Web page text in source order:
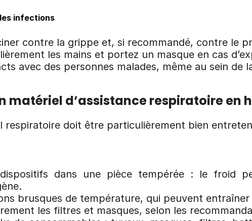
infections
contre la grippe et, si recommandé, contre le
les mains et portez un masque en cas
avec des personnes malades, même au sein de
matériel d’assistance respiratoire en
respiratoire doit être particulièrement bien
dans une pièce tempérée : le froid
brusques de température, qui peuvent
les filtres et masques, selon les